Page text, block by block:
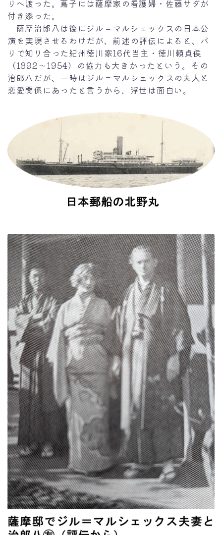
リへ渡った。蔦子には薩摩家の看護婦・佐藤サダが
付き添った。
薩摩治郎八は後にジル＝マルシェックスの日本公
演を実現させるわけだが、前述の評伝によると、パ
リで知り合った紀州徳川家16代当主・徳川頼貞侯
（1892～1954）の協力も大きかったという。その
治郎八だが、一時はジル＝マルシェックスの夫人と
恋愛関係にあったと言うから、浮世は面白い。